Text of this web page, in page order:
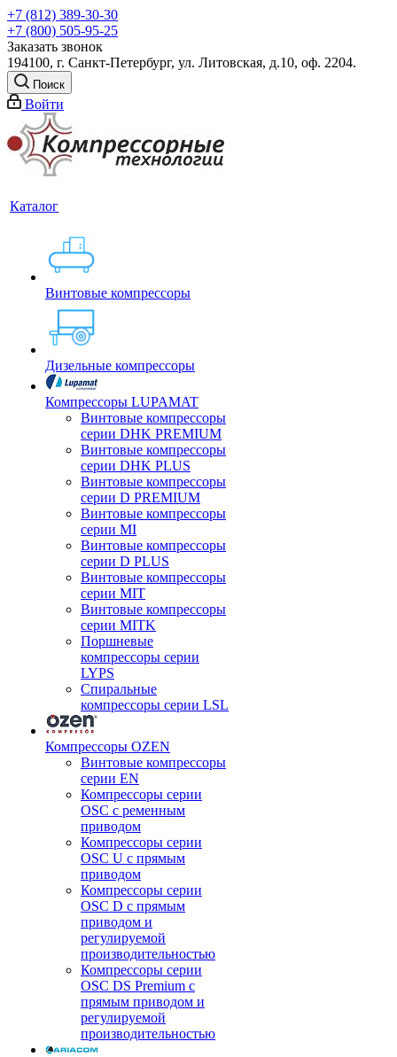
+7 (812) 389-30-30
+7 (800) 505-95-25
Заказать звонок
194100, г. Санкт-Петербург, ул. Литовская, д.10, оф. 2204.
Поиск
Войти
Каталог
Винтовые компрессоры
Дизельные компрессоры
Компрессоры LUPAMAT
Винтовые компрессоры
серии DHK PREMIUM
Винтовые компрессоры
серии DHK PLUS
Винтовые компрессоры
серии D PREMIUM
Винтовые компрессоры
серии MI
Винтовые компрессоры
серии D PLUS
Винтовые компрессоры
серии MIT
Винтовые компрессоры
серии MITK
Поршневые
компрессоры серии
LYPS
Спиральные
компрессоры серии LSL
Компрессоры OZEN
Винтовые компрессоры
серии EN
Компрессоры серии
OSC с ременным
приводом
Компрессоры серии
OSC U с прямым
приводом
Компрессоры серии
OSC D с прямым
приводом и
регулируемой
производительностью
Компрессоры серии
OSC DS Premium с
прямым приводом и
регулируемой
производительностью